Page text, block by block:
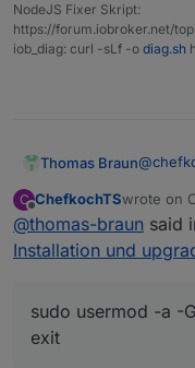
NodeJS Fixer Skript:
https://forum.iobroker.net/
iob_diag: curl -sLf -o diag.sh
Thomas Braun@
Gruppe
sudo
C
Offline
ChefkochTSwrote on
last edited
@thomas-braun said
Installation und
sudo usermod -a -
exit